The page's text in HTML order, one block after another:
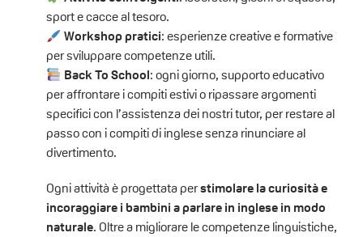
sport e cacce al tesoro.
Workshop pratici: esperienze creative e formative
per sviluppare competenze utili.
Back To School:ogni giorno, supporto educativo
per affrontare i compiti estivi o ripassare argomenti
specifici con l’assistenza dei nostri tutor, per restare al
passo con i compiti di inglese senza rinunciare al
divertimento.
Ogni attività è progettata perstimolare la curiosità e
incoraggiare i bambini a parlare in inglese in modo
naturale. Oltre a migliorare le competenze linguistiche,